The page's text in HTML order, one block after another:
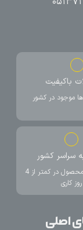
باکیفیت
موجود در کشور
سراسر کشور
ارسال سریع محصول در کمتر از 4
روز کاری
اصلی